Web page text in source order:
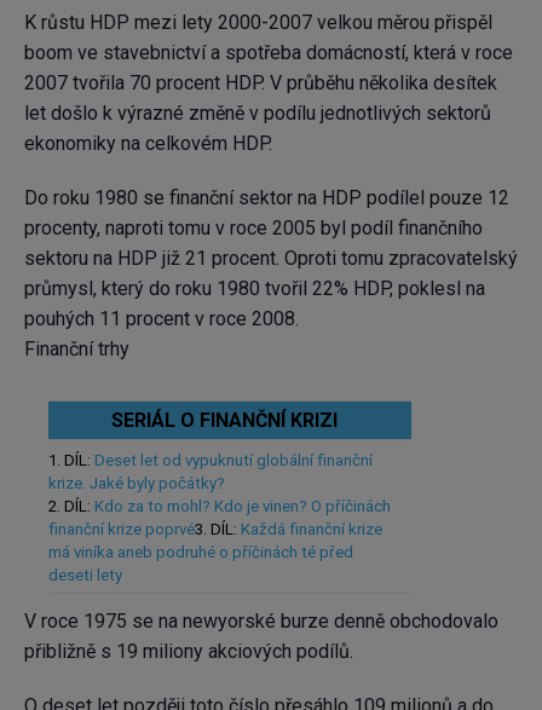
K růstu HDP mezi lety 2000-2007 velkou měrou přispěl
boom ve stavebnictví a spotřeba domácností, která v roce
2007 tvořila 70 procent HDP. V průběhu několika desítek
let došlo k výrazné změně v podílu jednotlivých sektorů
ekonomiky na celkovém HDP.
Do roku 1980 se finanční sektor na HDP podílel pouze 12
procenty, naproti tomu v roce 2005 byl podíl finančního
sektoru na HDP již 21 procent. Oproti tomu zpracovatelský
průmysl, který do roku 1980 tvořil 22% HDP, poklesl na
pouhých 11 procent v roce 2008.
Finanční trhy
SERIÁL O FINANČNÍ KRIZI
1. DÍL: Deset let od vypuknutí globální finanční
krize. Jaké byly počátky?
2. DÍL: Kdo za to mohl? Kdo je vinen? O příčinách
finanční krize poprvé3. DÍL: Každá finanční krize
má viníka aneb podruhé o příčinách té před
deseti lety
V roce 1975 se na newyorské burze denně obchodovalo
přibližně s 19 miliony akciových podílů.